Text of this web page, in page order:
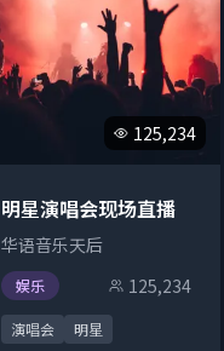
125,234
明星演唱会现场直播
华语音乐天后
娱乐 125,234
演唱会 明星